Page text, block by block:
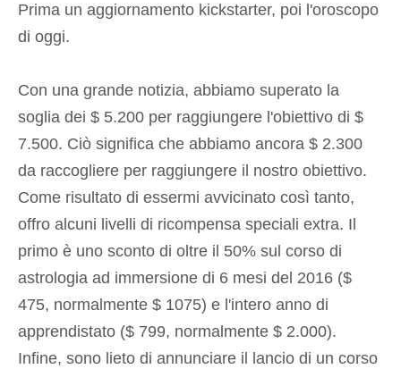
Prima un aggiornamento kickstarter, poi l'oroscopo
di oggi.
Con una grande notizia, abbiamo superato la
soglia dei $ 5.200 per raggiungere l'obiettivo di $
7.500. Ciò significa che abbiamo ancora $ 2.300
da raccogliere per raggiungere il nostro obiettivo.
Come risultato di essermi avvicinato così tanto,
offro alcuni livelli di ricompensa speciali extra. Il
primo è uno sconto di oltre il 50% sul corso di
astrologia ad immersione di 6 mesi del 2016 ($
475, normalmente $ 1075) e l'intero anno di
apprendistato ($ 799, normalmente $ 2.000).
Infine, sono lieto di annunciare il lancio di un corso